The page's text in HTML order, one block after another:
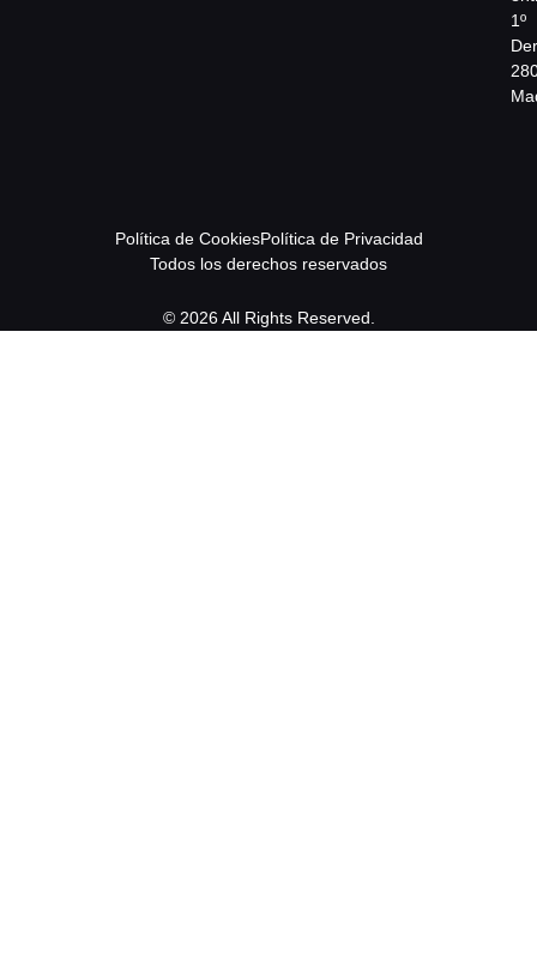
1º
Política de CookiesPolítica de Privacidad
Todos los derechos reservados
© 2026 All Rights Reserved.